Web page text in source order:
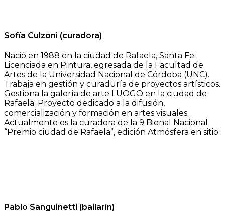
Sofía Culzoni (curadora)
Nació en 1988 en la ciudad de Rafaela, Santa Fe.
Licenciada en Pintura, egresada de la Facultad de
Artes de la Universidad Nacional de Córdoba (UNC).
Trabaja en gestión y curaduría de proyectos artísticos.
Gestiona la galería de arte LUOGO en la ciudad de
Rafaela. Proyecto dedicado a la difusión,
comercialización y formación en artes visuales.
Actualmente es la curadora de la 9 Bienal Nacional
“Premio ciudad de Rafaela”, edición Atmósfera en sitio.
Pablo Sanguinetti (bailarín)